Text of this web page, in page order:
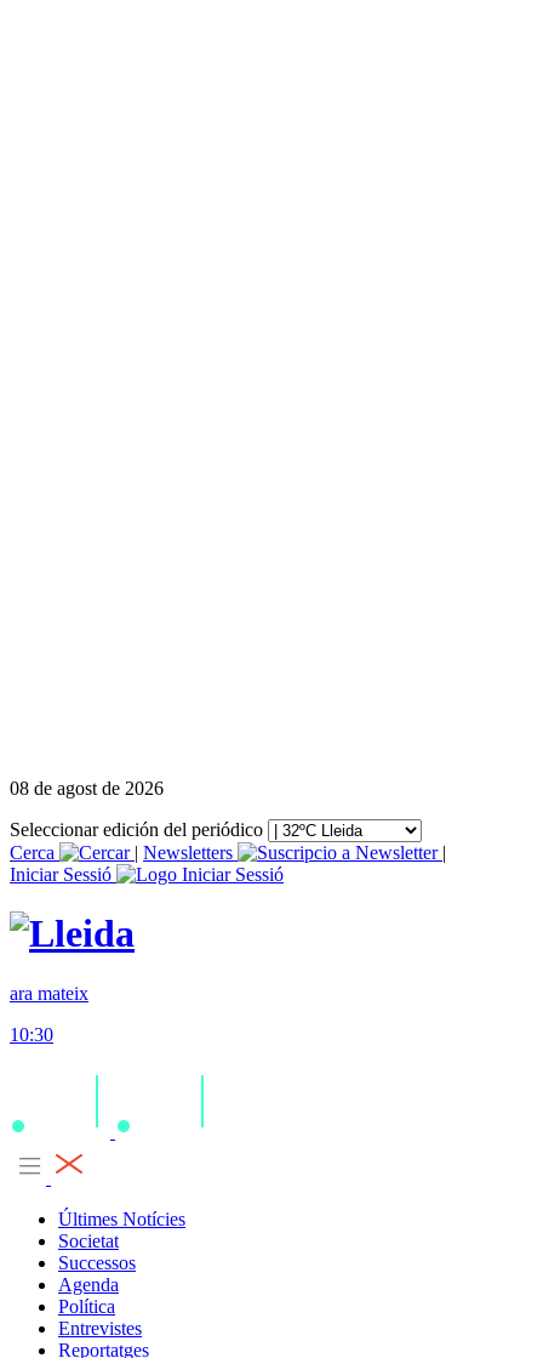
08 de agost de 2026
Seleccionar edición del periódico
Cerca
| Newsletters
|
Iniciar Sessió
ara mateix
10:30
Últimes Notícies
Societat
Successos
Agenda
Política
Entrevistes
Reportatges